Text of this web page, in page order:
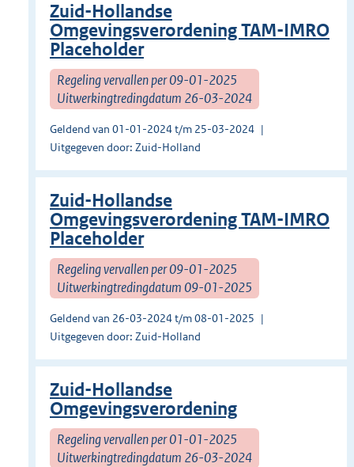
Zuid-Hollandse
Omgevingsverordening TAM-IMRO
Placeholder
Regeling vervallen per 09-01-2025
Uitwerkingtredingdatum 26-03-2024
Geldend van 01-01-2024 t/m 25-03-2024
Uitgegeven door: Zuid-Holland
Zuid-Hollandse
Omgevingsverordening TAM-IMRO
Placeholder
Regeling vervallen per 09-01-2025
Uitwerkingtredingdatum 09-01-2025
Geldend van 26-03-2024 t/m 08-01-2025
Uitgegeven door: Zuid-Holland
Zuid-Hollandse
Omgevingsverordening
Regeling vervallen per 01-01-2025
Uitwerkingtredingdatum 26-03-2024